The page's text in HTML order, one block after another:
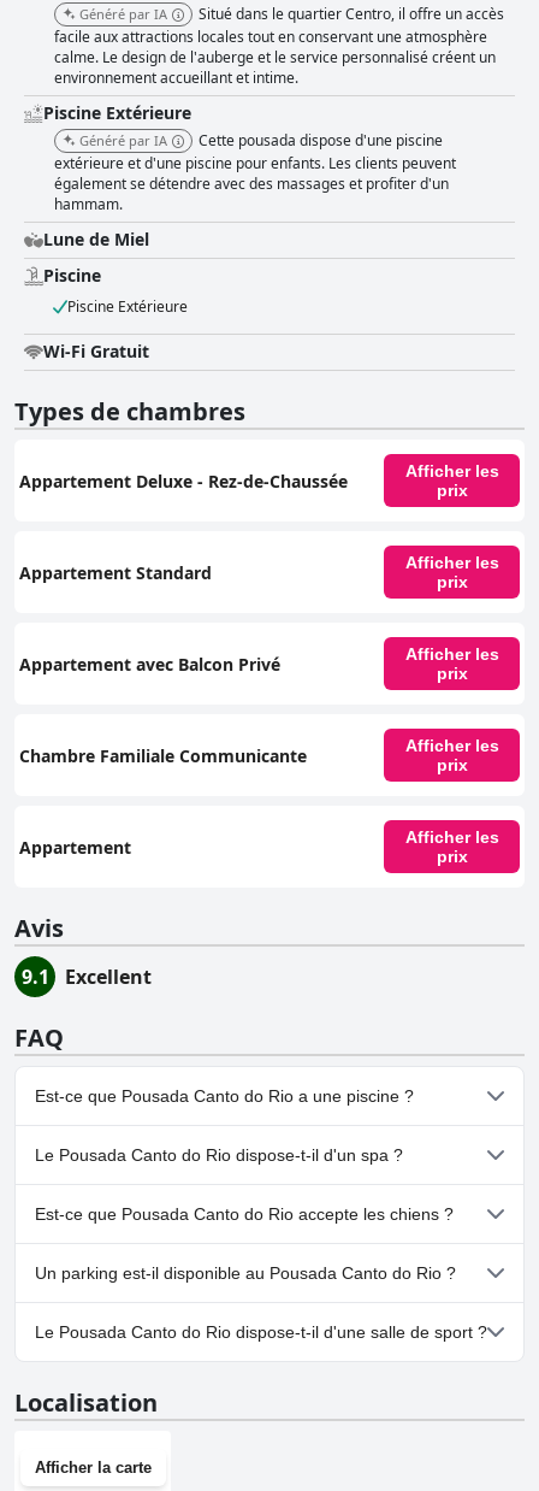
Généré par IA
Situé dans le quartier Centro, il offre un accès
facile aux attractions locales tout en conservant une atmosphère
calme. Le design de l'auberge et le service personnalisé créent un
environnement accueillant et intime.
Piscine Extérieure
Généré par IA
Cette pousada dispose d'une piscine
extérieure et d'une piscine pour enfants. Les clients peuvent
également se détendre avec des massages et profiter d'un
hammam.
Lune de Miel
Piscine
Piscine Extérieure
Wi-Fi Gratuit
Types de chambres
Appartement Deluxe - Rez-de-Chaussée
Afficher les
prix
Appartement Standard
Afficher les
prix
Appartement avec Balcon Privé
Afficher les
prix
Chambre Familiale Communicante
Afficher les
prix
Appartement
Afficher les
prix
Avis
9.1 Excellent
FAQ
Est-ce que Pousada Canto do Rio a une piscine ?
Oui, Pousada Canto do Rio dispose de piscine(s) appartenant à
une ou plusieurs des catégories suivantes : Piscine Extérieure.
Le Pousada Canto do Rio dispose-t-il d'un spa ?
Oui, un spa est disponible à Pousada Canto do Rio.
Est-ce que Pousada Canto do Rio accepte les chiens ?
Non, Pousada Canto do Rio n'accepte pas les chiens.
Un parking est-il disponible au Pousada Canto do Rio ?
Oui, un parking est disponible à Pousada Canto do Rio.
Le Pousada Canto do Rio dispose-t-il d'une salle de sport ?
Localisation
Afficher la carte